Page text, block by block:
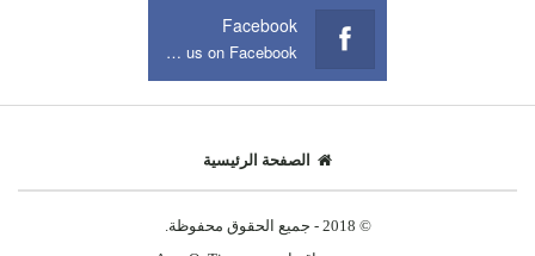
Facebook
Join us on Facebook
الصفحة الرئيسية
© 2018 - جميع الحقوق محفوظة.